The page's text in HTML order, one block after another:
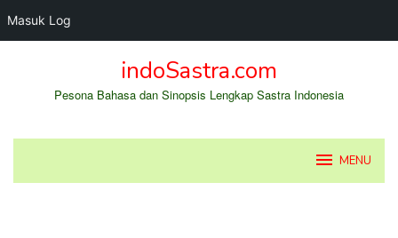
Masuk Log
indoSastra.com
Pesona Bahasa dan Sinopsis Lengkap Sastra Indonesia
MENU